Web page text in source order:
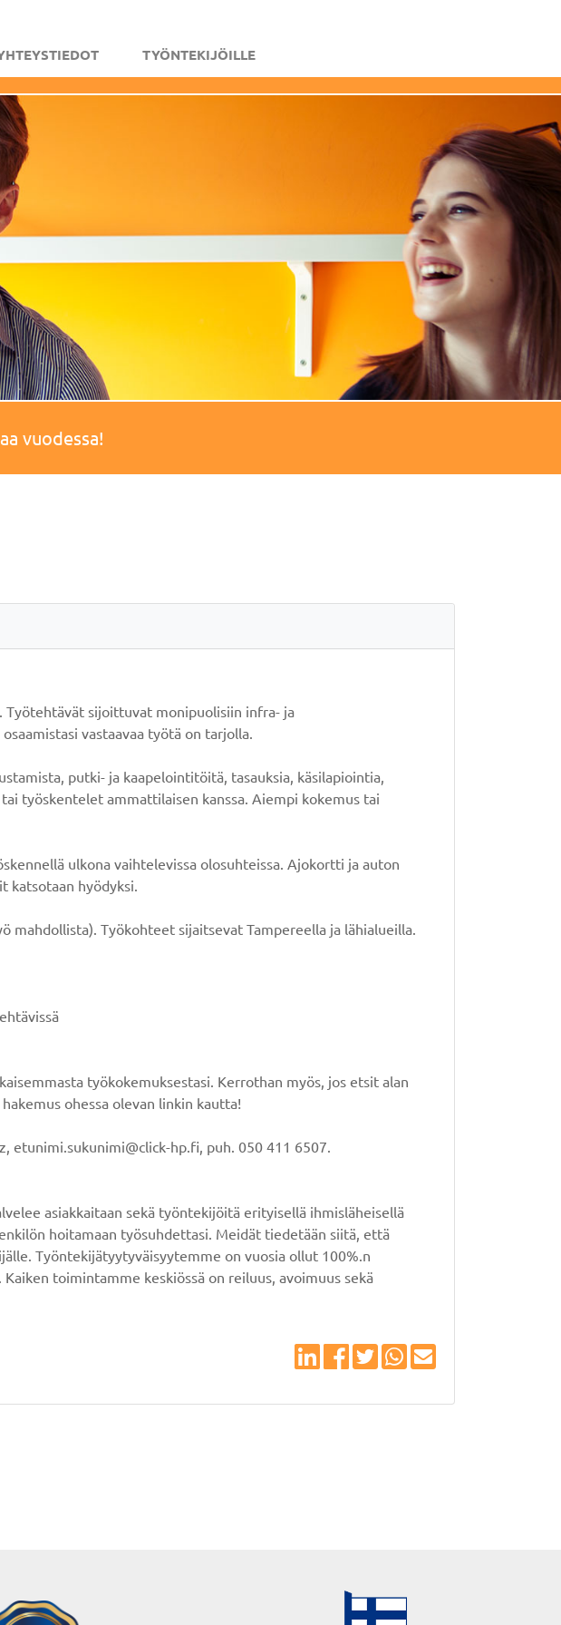
TYÖNTEKIJÖILLE
vuodessa!
Työtehtävät sijoittuvat monipuolisiin infra- ja
vastaavaa työtä on tarjolla.
putki- ja kaapelointitöitä, tasauksia, käsilapiointia,
työskentelet ammattilaisen kanssa. Aiempi kokemus tai
ulkona vaihtelevissa olosuhteissa. Ajokortti ja auton
katsotaan hyödyksi.
mahdollista). Työkohteet sijaitsevat Tampereella ja lähialueilla.
työkokemuksestasi. Kerrothan myös, jos etsit alan
ohessa olevan linkin kautta!
etunimi.sukunimi@click-hp.fi, puh. 050 411 6507.
asiakkaitaan sekä työntekijöitä erityisellä ihmisläheisellä
hoitamaan työsuhdettasi. Meidät tiedetään siitä, että
Työntekijätyytyväisyytemme on vuosia ollut 100%.n
toimintamme keskiössä on reiluus, avoimuus sekä